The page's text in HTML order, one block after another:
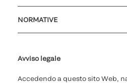
NORMATIVE
Avviso legale
Accedendo a questo sito Web,